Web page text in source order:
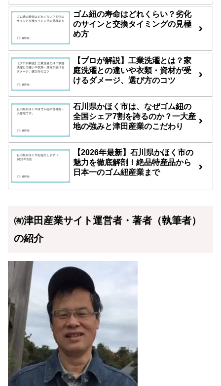
ゴム紐の寿命はどれくらい？劣化
のサインと交換タイミングの見極
め方
【プロが解説】工業洗濯とは？家
庭洗濯との違いや衣類・資材が受
けるダメージ、選び方のコツ
石川県かほく市は、なぜゴム紐の
全国シェア7割を誇るのか？一大産
地の強みと津田産業のこだわり
【2026年最新】石川県かほく市の
魅力を徹底解剖！絶品特産品から
日本一のゴム紐産業まで
㈲津田産業サイト運営者・著者（執筆者）
の紹介